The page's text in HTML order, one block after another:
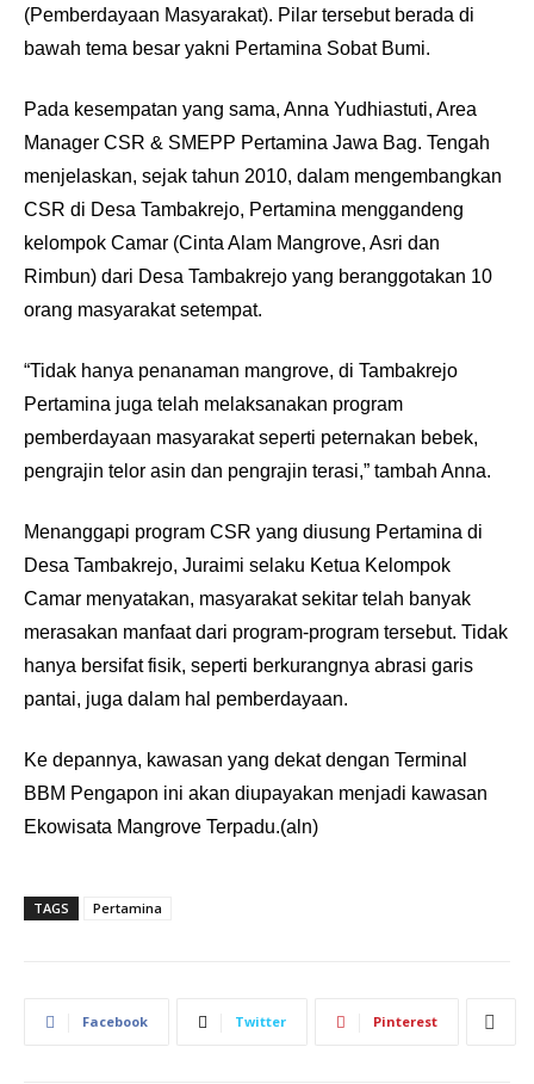
(Pemberdayaan Masyarakat). Pilar tersebut berada di
bawah tema besar yakni Pertamina Sobat Bumi.
Pada kesempatan yang sama, Anna Yudhiastuti, Area
Manager CSR & SMEPP Pertamina Jawa Bag. Tengah
menjelaskan, sejak tahun 2010, dalam mengembangkan
CSR di Desa Tambakrejo, Pertamina menggandeng
kelompok Camar (Cinta Alam Mangrove, Asri dan
Rimbun) dari Desa Tambakrejo yang beranggotakan 10
orang masyarakat setempat.
“Tidak hanya penanaman mangrove, di Tambakrejo
Pertamina juga telah melaksanakan program
pemberdayaan masyarakat seperti peternakan bebek,
pengrajin telor asin dan pengrajin terasi,” tambah Anna.
Menanggapi program CSR yang diusung Pertamina di
Desa Tambakrejo, Juraimi selaku Ketua Kelompok
Camar menyatakan, masyarakat sekitar telah banyak
merasakan manfaat dari program-program tersebut. Tidak
hanya bersifat fisik, seperti berkurangnya abrasi garis
pantai, juga dalam hal pemberdayaan.
Ke depannya, kawasan yang dekat dengan Terminal
BBM Pengapon ini akan diupayakan menjadi kawasan
Ekowisata Mangrove Terpadu.(aln)
TAGS Pertamina
Facebook Twitter Pinterest